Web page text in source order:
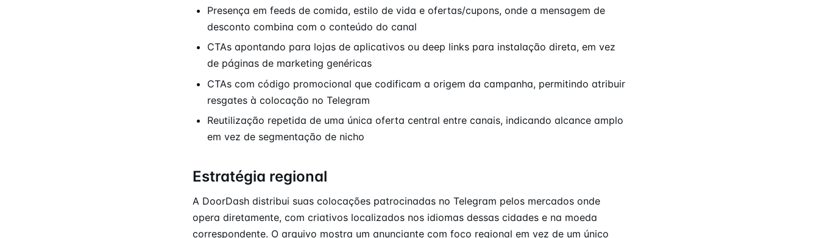
Presença em feeds de comida, estilo de vida e ofertas/cupons, onde a mensagem de
desconto combina com o conteúdo do canal
CTAs apontando para lojas de aplicativos ou deep links para instalação direta, em vez
de páginas de marketing genéricas
CTAs com código promocional que codificam a origem da campanha, permitindo atribuir
resgates à colocação no Telegram
Reutilização repetida de uma única oferta central entre canais, indicando alcance amplo
em vez de segmentação de nicho
Estratégia regional
A DoorDash distribui suas colocações patrocinadas no Telegram pelos mercados onde
opera diretamente, com criativos localizados nos idiomas dessas cidades e na moeda
correspondente. O arquivo mostra um anunciante com foco regional em vez de um único